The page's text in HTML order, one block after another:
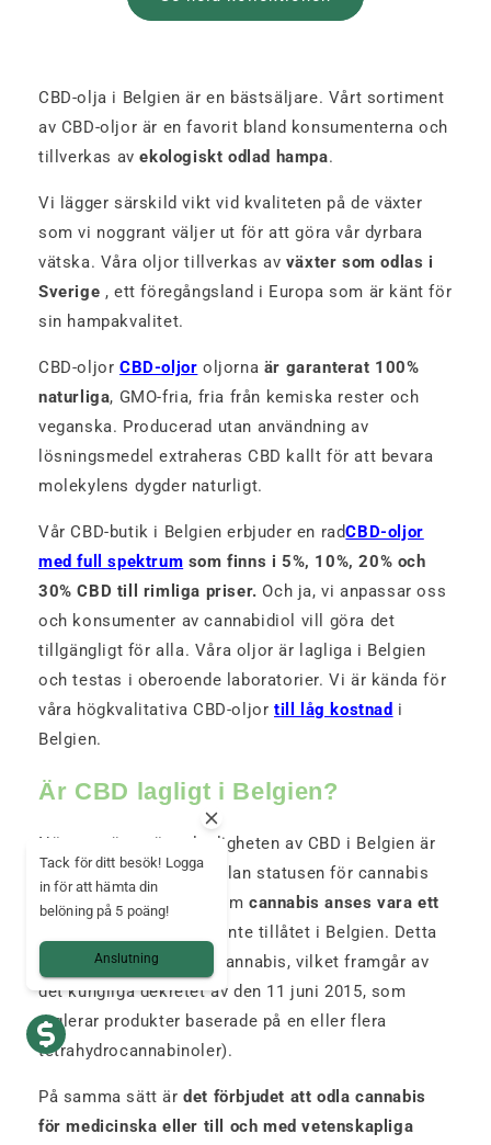
CBD-olja i Belgien är en bästsäljare. Vårt sortiment
av CBD-oljor är en favorit bland konsumenterna och
tillverkas avekologiskt odlad hampa.
Vi lägger särskild vikt vid kvaliteten på de växter
som vi noggrant väljer ut för att göra vår dyrbara
vätska. Våra oljor tillverkas av växter som odlas i
Sverige , ett föregångsland i Europa som är känt för
sin hampakvalitet.
CBD-oljor CBD-oljor oljorna är garanterat 100%
naturliga, GMO-fria, fria från kemiska rester och
veganska. Producerad utan användning av
lösningsmedel extraheras CBD kallt för att bevara
molekylens dygder naturligt.
Vår CBD-butik i Belgien erbjuder en radCBD-oljor
med full spektrum som finns i 5%, 10%, 20% och
30% CBD till rimliga priser. Och ja, vi anpassar oss
och konsumenter av cannabidiol vill göra det
tillgängligt för alla. Våra oljor är lagliga i Belgien
och testas i oberoende laboratorier. Vi är kända för
våra högkvalitativa CBD-oljortill låg kostnad i
Belgien.
Är CBD lagligt i Belgien?
När man överväger lagligheten av CBD i Belgien är
det viktigt att skilja mellan statusen för cannabis
och cannabidiol. Även omcannabis anses vara ett
är det inte tillåtet i Belgien. Detta
gäller även medicinsk cannabis, vilket framgår av
det kungliga dekretet av den 11 juni 2015, som
reglerar produkter baserade på en eller flera
tetrahydrocannabinoler).
På samma sätt ärdet förbjudet att odla cannabis
för medicinska eller till och med vetenskapliga
Tack för ditt besök! Logga
in för att hämta din
belöning på 5 poäng!
Anslutning